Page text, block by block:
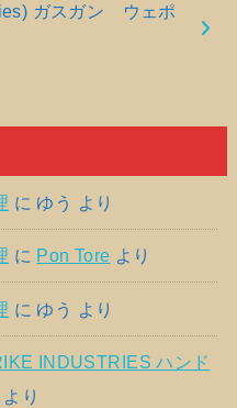
ガスガン ウェポ
に ゆう より
に Pon Tore より
に ゆう より
INDUSTRIES ハンド
より